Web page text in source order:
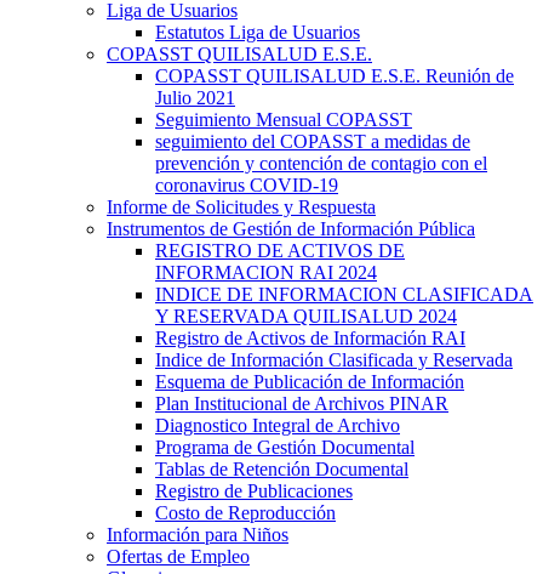
Liga de Usuarios
Estatutos Liga de Usuarios
COPASST QUILISALUD E.S.E.
COPASST QUILISALUD E.S.E. Reunión de
Julio 2021
Seguimiento Mensual COPASST
seguimiento del COPASST a medidas de
prevención y contención de contagio con el
coronavirus COVID-19
Informe de Solicitudes y Respuesta
Instrumentos de Gestión de Información Pública
REGISTRO DE ACTIVOS DE
INFORMACION RAI 2024
INDICE DE INFORMACION CLASIFICADA
Y RESERVADA QUILISALUD 2024
Registro de Activos de Información RAI
Indice de Información Clasificada y Reservada
Esquema de Publicación de Información
Plan Institucional de Archivos PINAR
Diagnostico Integral de Archivo
Programa de Gestión Documental
Tablas de Retención Documental
Registro de Publicaciones
Costo de Reproducción
Información para Niños
Ofertas de Empleo